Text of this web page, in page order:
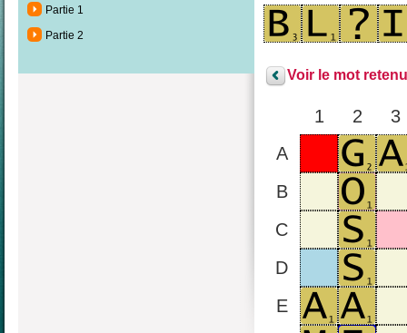
Partie 1
Partie 2
Voir le mot
1 2
3
A
B
C
D
E